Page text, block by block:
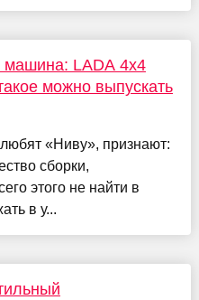
LADA 4x4
можно выпускать
«Ниву», признают:
сборки,
этого не найти в
в у...